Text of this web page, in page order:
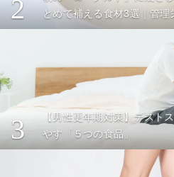
2
とめて補える食材3選｜管理
3
【男性更年期対策】テスト
やす「５つの食品」